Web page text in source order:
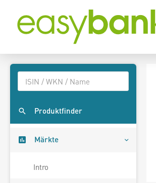
Produktfinder
Märkte
Intro